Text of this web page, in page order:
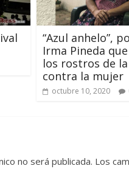
“Azul anhelo”,
Irma Pineda
los rostros de
contra la mujer
octubre 10, 2020
no será publicada. Los